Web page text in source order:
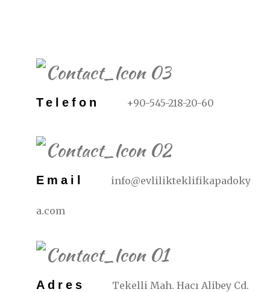
Telefon +90-545-218-20-60
Email info@evlilikteklifikapadoky
a.com
Adres Tekelli Mah. Hacı Alibey Cd.